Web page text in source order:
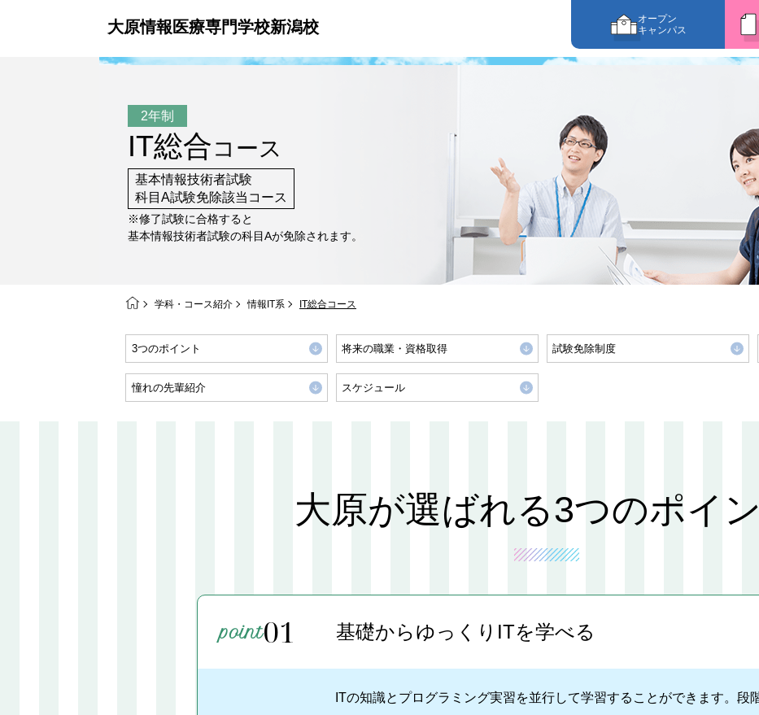
大原情報医療専門学校新潟校
オープン
キャンパス
2年制
IT総合コース
基本情報技術者試験
科目A試験免除該当コース
※修了試験に合格すると
基本情報技術者試験の科目Aが免除されます。
学科・コース紹介 情報IT系 IT総合コース
3つのポイント 将来の職業・資格取得 試験免除制度
憧れの先輩紹介 スケジュール
大原が選ばれる3つのポイ
01 基礎からゆっくりITを学べる
ITの知識とプログラミング実習を並行して学習することができます。段